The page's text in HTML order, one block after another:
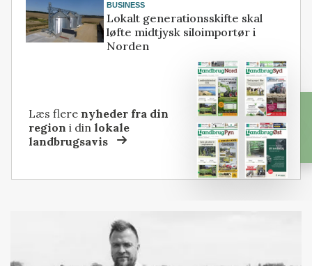
BUSINESS
Lokalt generationsskifte skal
løfte midtjysk siloimportør i
Norden
Læs flere nyheder fra din
region i dinlokale
landbrugsavis